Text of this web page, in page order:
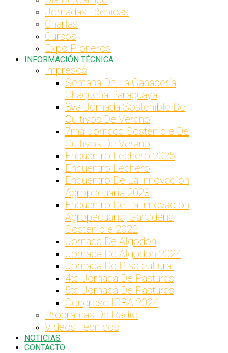
Jornadas Técnicas
Charlas
Cursos
Expo Pioneros
INFORMACIÓN TÉCNICA
Impresos
Semana De La Ganadería
Chaqueña Paraguaya
8va Jornada Sostenible De
Cultivos De Verano
7ma Jornada Sostenible De
Cultivos De Verano
Encuentro Lechero 2025
Encuentro Lechero
Encuentro De La Innovación
Agropecuaria 2023
Encuentro De La Innovación
Agropecuaria, Ganadería
Sostenible 2022
Jornada De Algodón
Jornada De Algodon 2024
Jornada De Piscicultura
4ta Jornada De Pasturas
5ta Jornada De Pasturas
Congreso ICBA 2024
Programas De Radio
Videos Técnicos
NOTICIAS
CONTACTO